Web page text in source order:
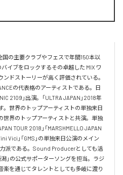
の主要クラブやフェスで年間150本以
バイブをロックするその卓越した MIX ワ
ドストーリーが高く評価されている。
の代表格のアーティストである。日
2109」出演。「ULTRA JAPAN」2018年
世界のトップアーティストの単独来日
世界のトップアーティストと共演。単独
TOUR 2018」「MARSHMELLO JAPAN
Vici」「GMS」の単独来日公演のメイン
派である。Sound Producerとしても活
」の公式サポーターソングを担当。ラジ
楽を通じてタレントとしても多岐に渡り